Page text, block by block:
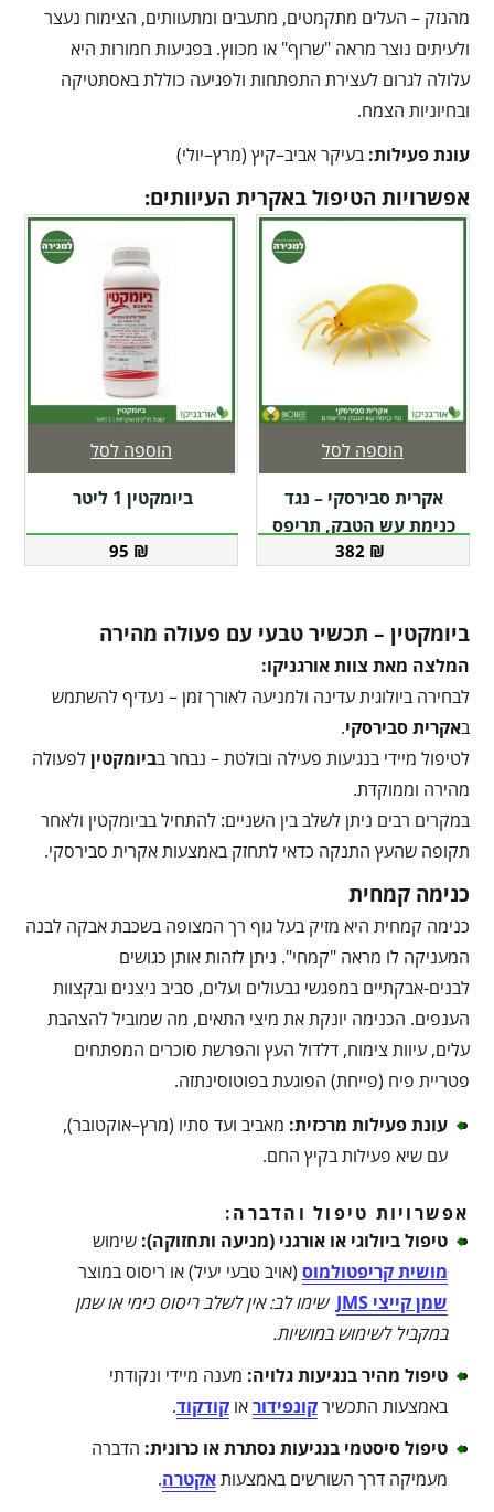
מהנזק – העלים מתקמטים, מתעבים ומתעוותים, הצימוח נעצר
ולעיתים נוצר מראה "שרוף" או מכווץ. בפגיעות חמורות היא
עלולה לגרום לעצירת התפתחות ולפגיעה כוללת באסתטיקה
ובחיוניות הצמח.
עונת פעילות: בעיקר אביב–קיץ (מרץ–יולי)
אפשרויות הטיפול באקרית העיוותים:
אקרית סבירסקי – נגד
כנימת עש הטבק, תריפס
382 ₪
הוספה לסל
ביומקטין 1 ליטר
95 ₪
הוספה לסל
ביומקטין – תכשיר טבעי עם פעולה מהירה
המלצה מאת צוות אורגניקו:
לבחירה ביולוגית עדינה ולמניעה לאורך זמן – נעדיף להשתמש
באקרית סבירסקי.
לטיפול מיידי בנגיעות פעילה ובולטת – נבחר בביומקטיןלפעולה
מהירה וממוקדת.
במקרים רבים ניתן לשלב בין השניים: להתחיל בביומקטין ולאחר
תקופה שהעץ התנקה כדאי לתחזק באמצעות אקרית סבירסקי.
כנימה קמחית
כנימה קמחית היא מזיק בעל גוף רך המצופה בשכבת אבקה לבנה
המעניקה לו מראה "קמחי". ניתן לזהות אותן כגושים
לבנים-אבקתיים במפגשי גבעולים ועלים, סביב ניצנים ובקצוות
הענפים. הכנימה יונקת את מיצי התאים, מה שמוביל להצהבת
עלים, עיוות צימוח, דלדול העץ והפרשת סוכרים המפתחים
פטריית פיח (פייחת) הפוגעת בפוטוסינתזה.
עונת פעילות מרכזית: מאביב ועד סתיו (מרץ–אוקטובר),
עם שיא פעילות בקיץ החם.
אפשרויות טיפול והדברה:
טיפול ביולוגי או אורגני (מניעה ותחזוקה): שימוש
מושית קריפטולמוס (אויב טבעי יעיל) או ריסוס במוצר
שמן קייצי JMS
שימו לב: אין לשלב ריסוס כימי או שמן
במקביל לשימוש במושיות.
טיפול מהיר בנגיעות גלויה: מענה מיידי ונקודתי
באמצעות התכשירקונפידוראוקודקוד.
טיפול סיסטמי בנגיעות נסתרת או כרונית: הדברה
מעמיקה דרך השורשים באמצעותאקטרה.